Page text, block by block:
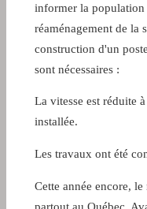
informer la population
réaménagement de la
construction d'un
sont nécessaires :
La vitesse est réduite
installée.
Les travaux ont été
Cette année encore,
partout au Québec.